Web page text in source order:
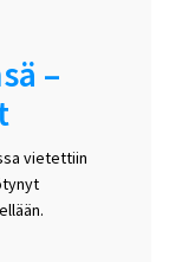
–
vietettiin
on syrjäytynyt